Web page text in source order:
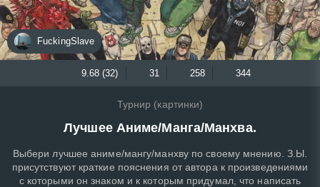
FuckingSlave
9.68 (32) 31 258 344
Турнир (картинки)
Лучшее Аниме/Манга/Манхва.
Выбери лучшее аниме/мангу/манхву по своему мнению. З.Ы.
присутствуют краткие пояснения от автора к произведениями
с которыми он знаком и к которым придумал, что написать